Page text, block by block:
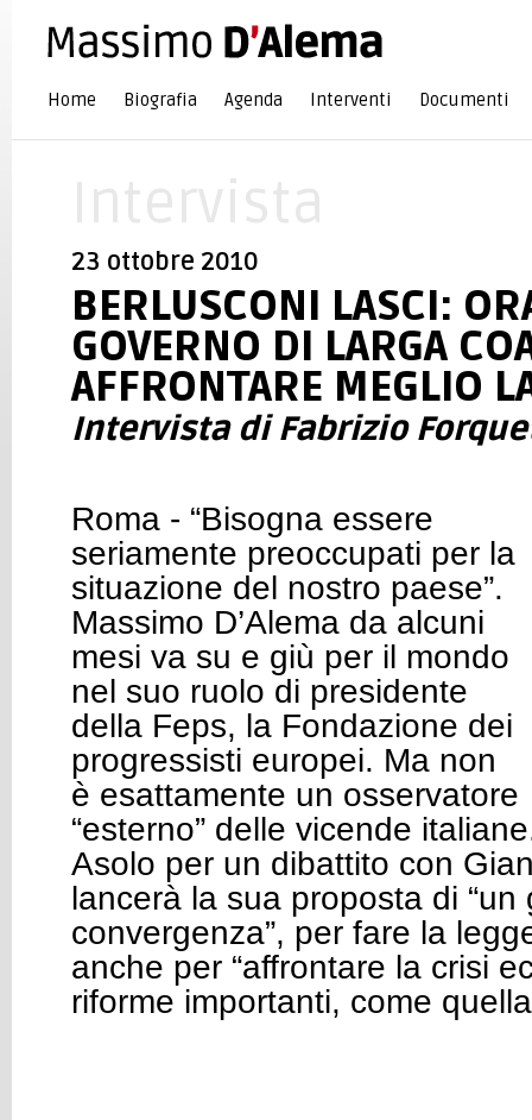
Home Biografia Agenda Interventi Documenti
23 ottobre 2010
BERLUSCONI LASCI:
GOVERNO DI LARGA
AFFRONTARE MEGLIO
Intervista di Fabrizio
Roma - “Bisogna essere
seriamente preoccupati per la
situazione del nostro paese”.
Massimo D’Alema da alcuni
mesi va su e giù per il mondo
nel suo ruolo di presidente
della Feps, la Fondazione dei
progressisti europei. Ma non
è esattamente un osservatore
“esterno” delle vicende
Asolo per un dibattito con
lancerà la sua proposta di
convergenza”, per fare la
anche per “affrontare la crisi
riforme importanti, come